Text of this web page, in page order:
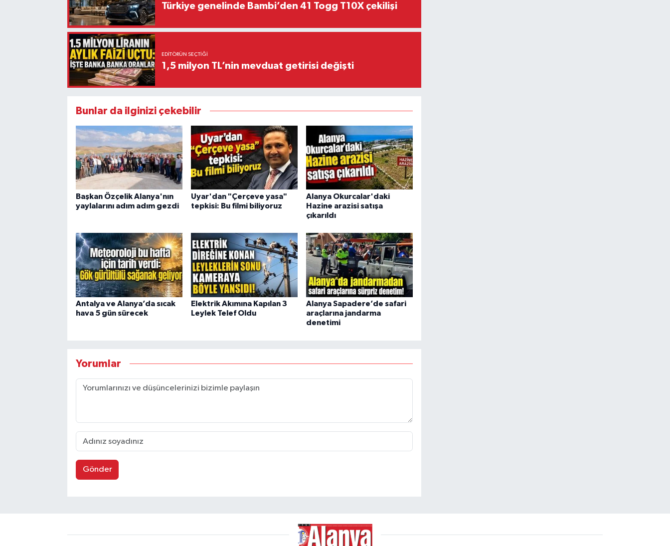
Türkiye genelinde Bambi’den 41 Togg T10X çekilişi
EDITÖRÜN SEÇTIĞI
1,5 milyon TL’nin mevduat getirisi değişti
Bunlar da ilginizi çekebilir
Başkan Özçelik Alanya'nın
yaylalarını adım adım gezdi
Uyar'dan "Çerçeve yasa"
tepkisi: Bu filmi biliyoruz
Alanya Okurcalar'daki
Hazine arazisi satışa
çıkarıldı
Antalya ve Alanya’da sıcak
hava 5 gün sürecek
Elektrik Akımına Kapılan 3
Leylek Telef Oldu
Alanya Sapadere’de safari
araçlarına jandarma
denetimi
Yorumlar
Gönder